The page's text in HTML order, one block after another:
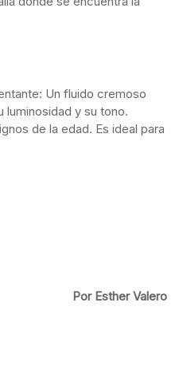
Un fluido cremoso
luminosidad y su tono.
de la edad. Es ideal para
Por Esther Valero